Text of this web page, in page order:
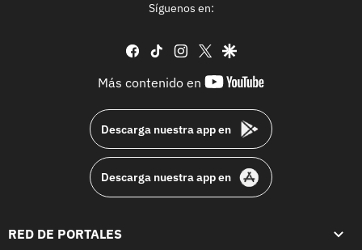
Síguenos en:
facebook
tiktok instagram
twittergoogle
Más contenido en
youtube-
Descarga nuestra app en
Descarga nuestra app en
RED DE PORTALES